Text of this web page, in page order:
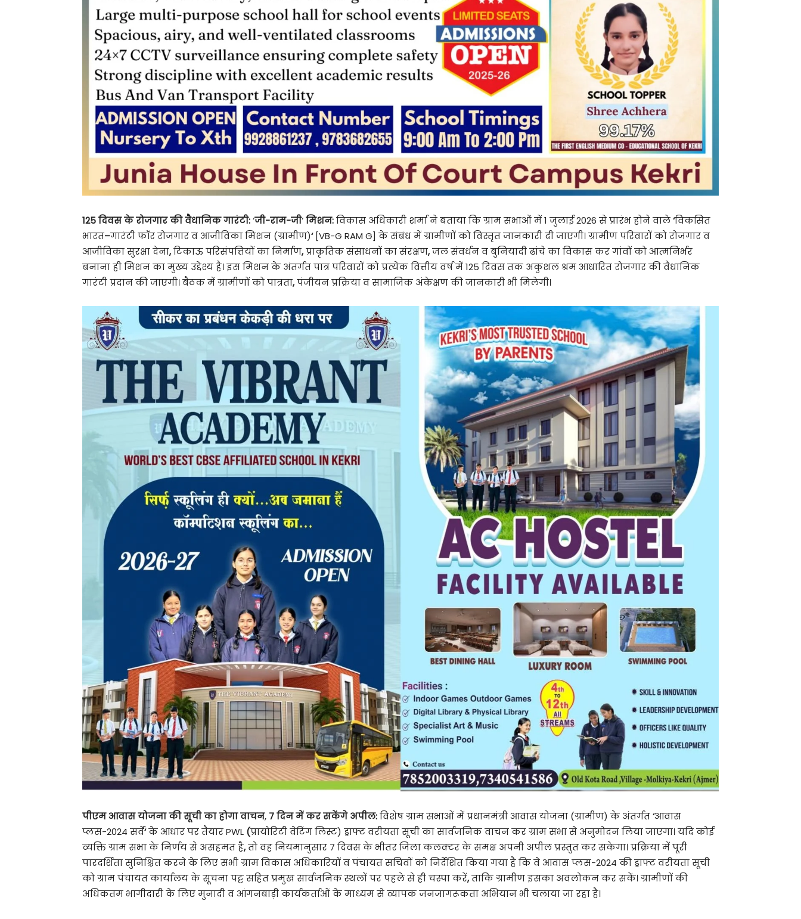
125 दिवस के रोजगार की वैधानिक गारंटी:‘जी-राम-जी‘मिशन:विकास अधिकारी शर्मा ने बताया कि ग्राम सभाओं में 1 जुलाई 2026 से प्रारंभ होने वाले‘विकसित
भारत–गारंटी फॉर रोजगार व आजीविका मिशन (ग्रामीण)‘[VB-G RAM G] के संबंध में ग्रामीणों को विस्तृत जानकारी दी जाएगी। ग्रामीण परिवारों को रोजगार व
आजीविका सुरक्षा देना,टिकाऊ परिसंपत्तियों का निर्माण,प्राकृतिक संसाधनों का संरक्षण,जल संवर्धन व बुनियादी ढांचे का विकास कर गांवों को आत्मनिर्भर
बनाना ही मिशन का मुख्य उद्देश्य है। इस मिशन के अंतर्गत पात्र परिवारों को प्रत्येक वित्तीय वर्ष में 125 दिवस तक अकुशल श्रम आधारित रोजगार की वैधानिक
गारंटी प्रदान की जाएगी। बैठक में ग्रामीणों को पात्रता,पंजीयन प्रक्रिया व सामाजिक अंकेक्षण की जानकारी भी मिलेगी।
पीएम आवास योजना की सूची का होगा वाचन, 7 दिन में कर सकेंगे अपील:विशेष ग्राम सभाओं में प्रधानमंत्री आवास योजना (ग्रामीण) के अंतर्गत‘आवास
प्लस-2024 सर्वे‘के आधार पर तैयार PWL (प्रायोरिटी वेटिंग लिस्ट) ड्राफ्ट वरीयता सूची का सार्वजनिक वाचन कर ग्राम सभा से अनुमोदन लिया जाएगा। यदि कोई
व्यक्ति ग्राम सभा के निर्णय से असहमत है,तो वह नियमानुसार 7 दिवस के भीतर जिला कलक्टर के समक्ष अपनी अपील प्रस्तुत कर सकेगा। प्रक्रिया में पूरी
पारदर्शिता सुनिश्चित करने के लिए सभी ग्राम विकास अधिकारियों व पंचायत सचिवों को निर्देशित किया गया है कि वे आवास प्लस-2024 की ड्राफ्ट वरीयता सूची
को ग्राम पंचायत कार्यालय के सूचना पट्ट सहित प्रमुख सार्वजनिक स्थलों पर पहले से ही चस्पा करें,ताकि ग्रामीण इसका अवलोकन कर सकें। ग्रामीणों की
अधिकतम भागीदारी के लिए मुनादी व आंगनबाड़ी कार्यकर्ताओं के माध्यम से व्यापक जनजागरूकता अभियान भी चलाया जा रहा है।